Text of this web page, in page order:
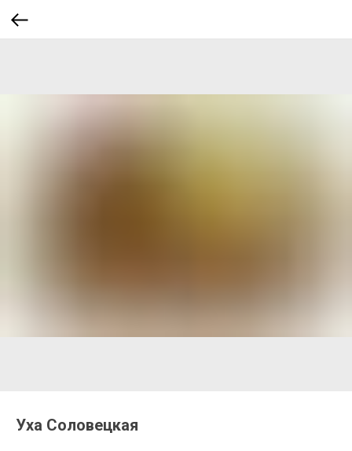
Уха Соловецкая